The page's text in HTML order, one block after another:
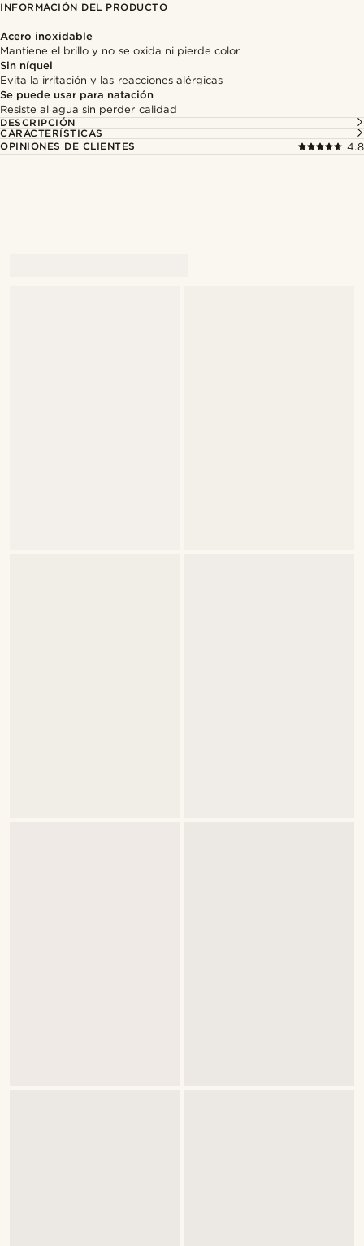
INFORMACIÓN DEL PRODUCTO
Acero inoxidable
Mantiene el brillo y no se oxida ni pierde color
Sin níquel
Evita la irritación y las reacciones alérgicas
Se puede usar para natación
Resiste al agua sin perder calidad
DESCRIPCIÓN
CARACTERÍSTICAS
OPINIONES DE CLIENTES
4.8